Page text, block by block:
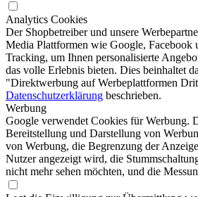
Analytics Cookies
Der Shopbetreiber und unsere
Media Plattformen wie Google, Facebook
Tracking, um Ihnen personalisierte
das volle Erlebnis bieten. Dies beinhaltet
"Direktwerbung auf Werbeplattformen
Datenschutzerklärung beschrieben.
Werbung
Google verwendet Cookies für Werbung.
Bereitstellung und Darstellung von
von Werbung, die Begrenzung der
Nutzer angezeigt wird, die
nicht mehr sehen möchten, und die